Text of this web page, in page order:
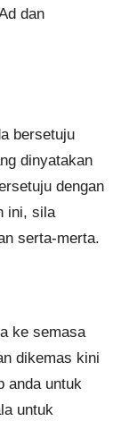
dan
bersetuju
dinyatakan
dengan
ini, sila
serta-merta.
ke semasa
dikemas kini
anda untuk
untuk